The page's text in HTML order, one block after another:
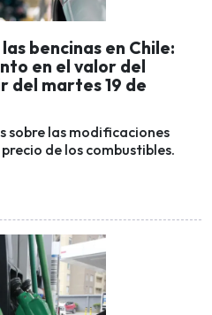
bencinas en Chile:
en el valor del
del martes 19 de
sobre las modificaciones
de los combustibles.